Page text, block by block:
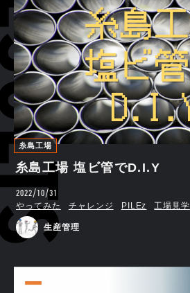
糸島工場
糸島工場 塩ビ管でD.I.Y
2022/10/31
やってみた チャレンジ PILEz 工場見学
生産管理